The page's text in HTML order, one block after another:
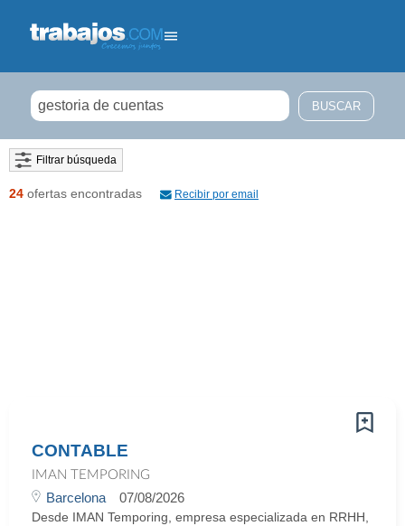
Filtrar búsqueda
24 ofertas encontradas Recibir por email
CONTABLE
IMAN TEMPORING
Barcelona 07/08/2026
Desde IMAN Temporing, empresa especializada en RRHH,